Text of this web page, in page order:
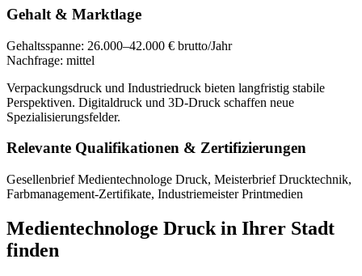
Gehalt & Marktlage
Gehaltsspanne: 26.000–42.000 € brutto/Jahr
Nachfrage: mittel
Verpackungsdruck und Industriedruck bieten langfristig stabile
Perspektiven. Digitaldruck und 3D-Druck schaffen neue
Spezialisierungsfelder.
Relevante Qualifikationen & Zertifizierungen
Gesellenbrief Medientechnologe Druck, Meisterbrief Drucktechnik,
Farbmanagement-Zertifikate, Industriemeister Printmedien
Medientechnologe Druck in Ihrer Stadt
finden